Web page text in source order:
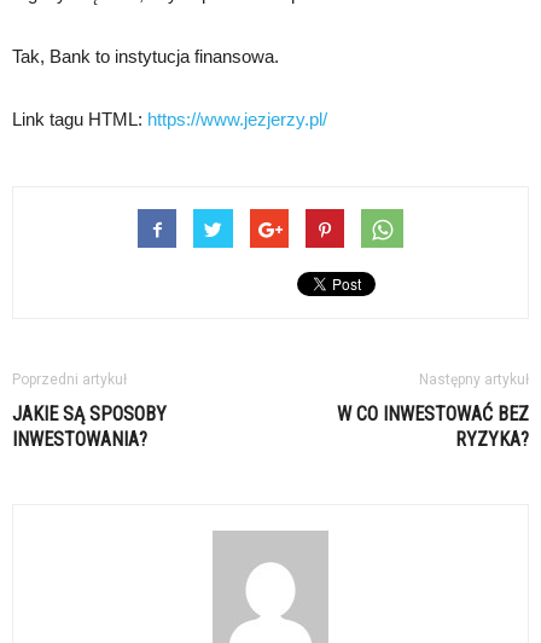
Tak, Bank to instytucja finansowa.
Link tagu HTML: https://www.jezjerzy.pl/
Poprzedni artykuł
JAKIE SĄ SPOSOBY
INWESTOWANIA?
Następny artykuł
W CO INWESTOWAĆ BEZ
RYZYKA?